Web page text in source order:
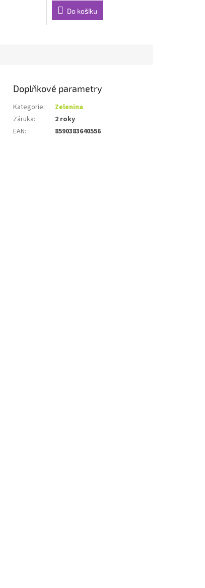
Do košíku
Doplňkové parametry
Kategorie:
Zelenina
Záruka:
2 roky
EAN: 8590383640556